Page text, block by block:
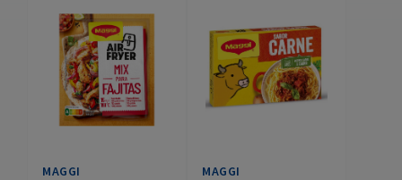
MAGGI MAGGI